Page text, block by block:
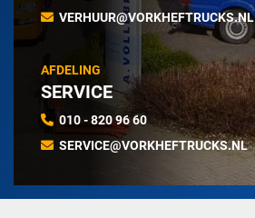
VERHUUR@VORKHEFTRUCKS.NL
AFDELING
SERVICE
010 - 820 96 60
SERVICE@VORKHEFTRUCKS.NL